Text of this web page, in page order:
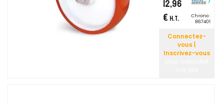
12,96
€ H.T.
Chrono :
867401
Connectez-
vous |
Inscrivez-vous